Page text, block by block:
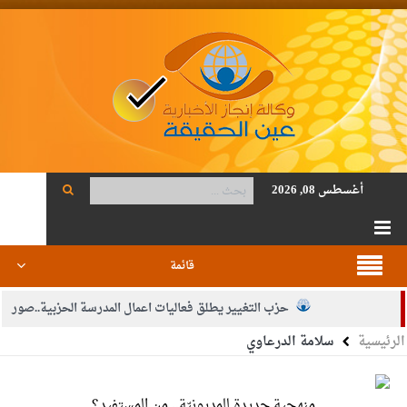
أغسطس 08, 2026
قائمة
حزب التغيير يطلق فعاليات اعمال المدرسة الحزبية..صور
الجيش يفتح باب التجنيد لحملة البكالوريوس في الحقوق والقانون
الرئيسية سلامة الدرعاوي